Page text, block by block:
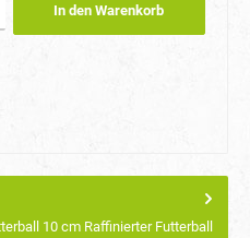
In den Warenkorb
10 cm Raffinierter Futterball